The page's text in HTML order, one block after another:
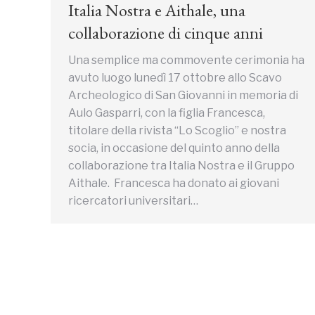
Italia Nostra e Aithale, una
collaborazione di cinque anni
Una semplice ma commovente cerimonia ha
avuto luogo lunedì 17 ottobre allo Scavo
Archeologico di San Giovanni in memoria di
Aulo Gasparri, con la figlia Francesca,
titolare della rivista “Lo Scoglio” e nostra
socia, in occasione del quinto anno della
collaborazione tra Italia Nostra e il Gruppo
Aithale. Francesca ha donato ai giovani
ricercatori universitari…